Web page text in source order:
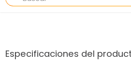
Especificaciones del